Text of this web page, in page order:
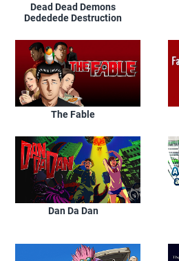
Dead Dead Demons
Dededede Destruction
The Fable
Dan Da Dan